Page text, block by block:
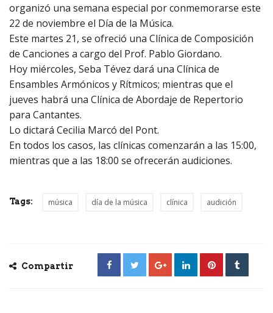
organizó una semana especial por conmemorarse este
22 de noviembre el Día de la Música.
Este martes 21, se ofreció una Clínica de Composición
de Canciones a cargo del Prof. Pablo Giordano.
Hoy miércoles, Seba Tévez dará una Clínica de
Ensambles Armónicos y Rítmicos; mientras que el
jueves habrá una Clínica de Abordaje de Repertorio
para Cantantes.
Lo dictará Cecilia Marcó del Pont.
En todos los casos, las clínicas comenzarán a las 15:00,
mientras que a las 18:00 se ofrecerán audiciones.
Tags: música día de la música clínica audición
Compartir